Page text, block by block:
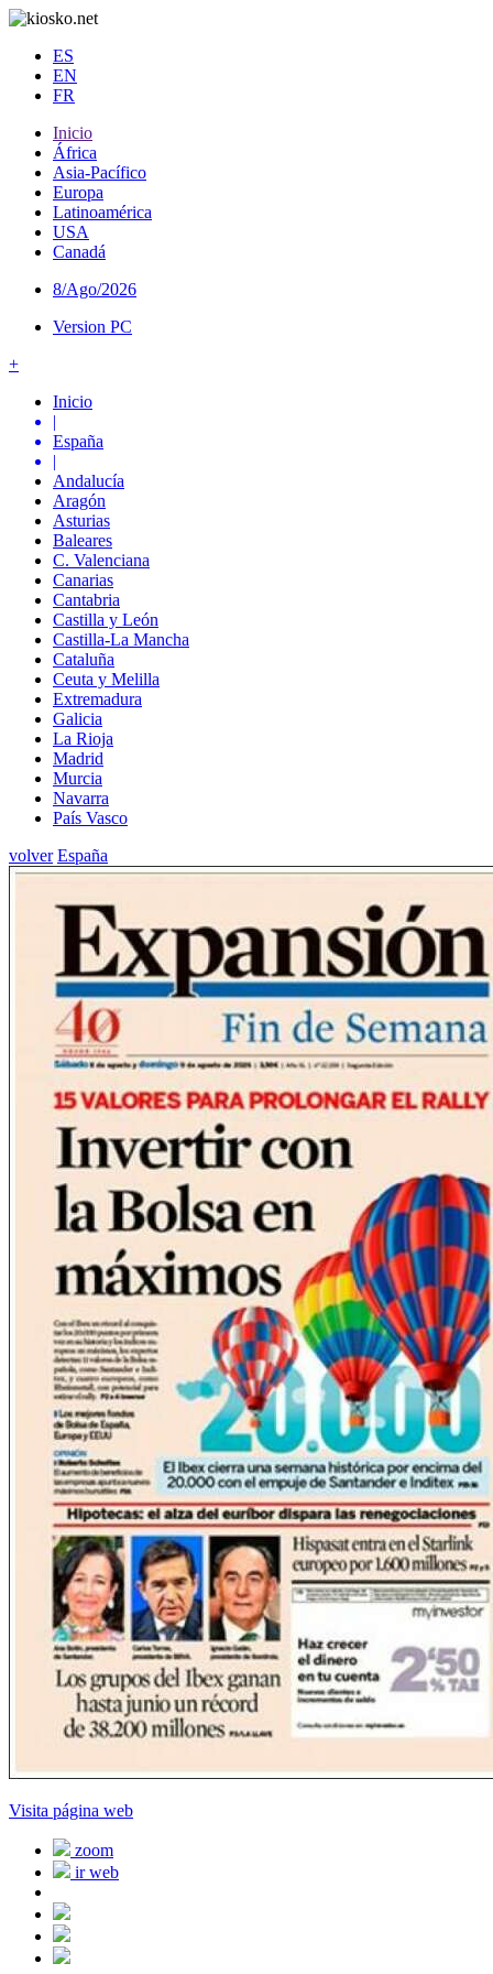
ES
EN
FR
Inicio
África
Asia-Pacífico
Europa
Latinoamérica
USA
Canadá
8/Ago/2026
Version PC
+
Inicio
|
España
|
Andalucía
Aragón
Asturias
Baleares
C. Valenciana
Canarias
Cantabria
Castilla y León
Castilla-La Mancha
Cataluña
Ceuta y Melilla
Extremadura
Galicia
La Rioja
Madrid
Murcia
Navarra
País Vasco
volver España
Visita página web
zoom
ir web